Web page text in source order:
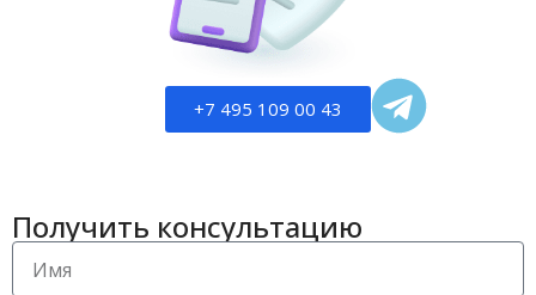
+7 495 109 00 43
Получить консультацию